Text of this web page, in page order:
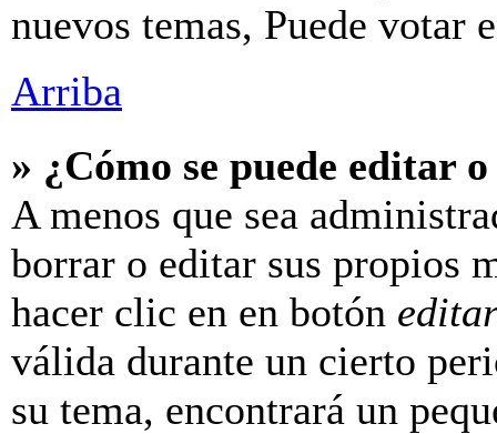
nuevos temas, Puede votar
Arriba
» ¿Cómo se puede editar
A menos que sea
borrar o editar sus propios
hacer clic en en botón
válida durante un cierto
su tema, encontrará un